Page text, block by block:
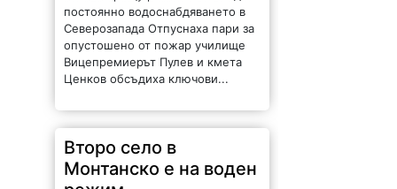
постоянно водоснабдяването в
Северозапада Отпуснаха пари за
опустошено от пожар училище
Вицепремиерът Пулев и кмета
Ценков обсъдиха ключови...
Второ село в
Монтанско е на воден